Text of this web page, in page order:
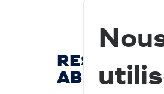
RESTEZ À
ABONNEZ-